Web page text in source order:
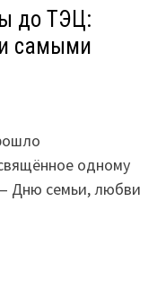
до ТЭЦ:
самыми
одному
Дню семьи, любви